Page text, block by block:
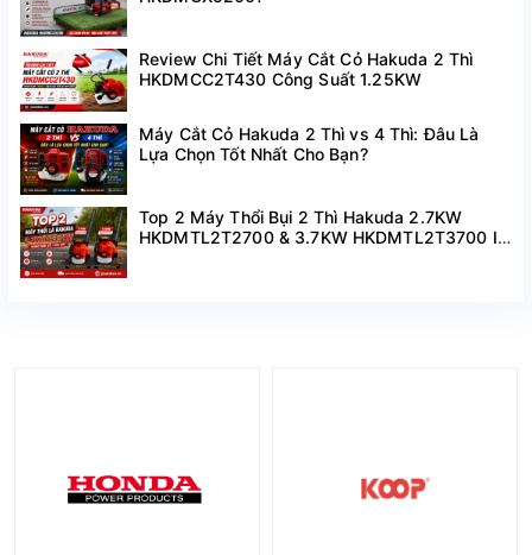
Review Chi Tiết Máy Cắt Cỏ Hakuda 2 Thì
HKDMCC2T430 Công Suất 1.25KW
Máy Cắt Cỏ Hakuda 2 Thì vs 4 Thì: Đâu Là
Lựa Chọn Tốt Nhất Cho Bạn?
Top 2 Máy Thổi Bụi 2 Thì Hakuda 2.7KW
HKDMTL2T2700 & 3.7KW HKDMTL2T3700 I